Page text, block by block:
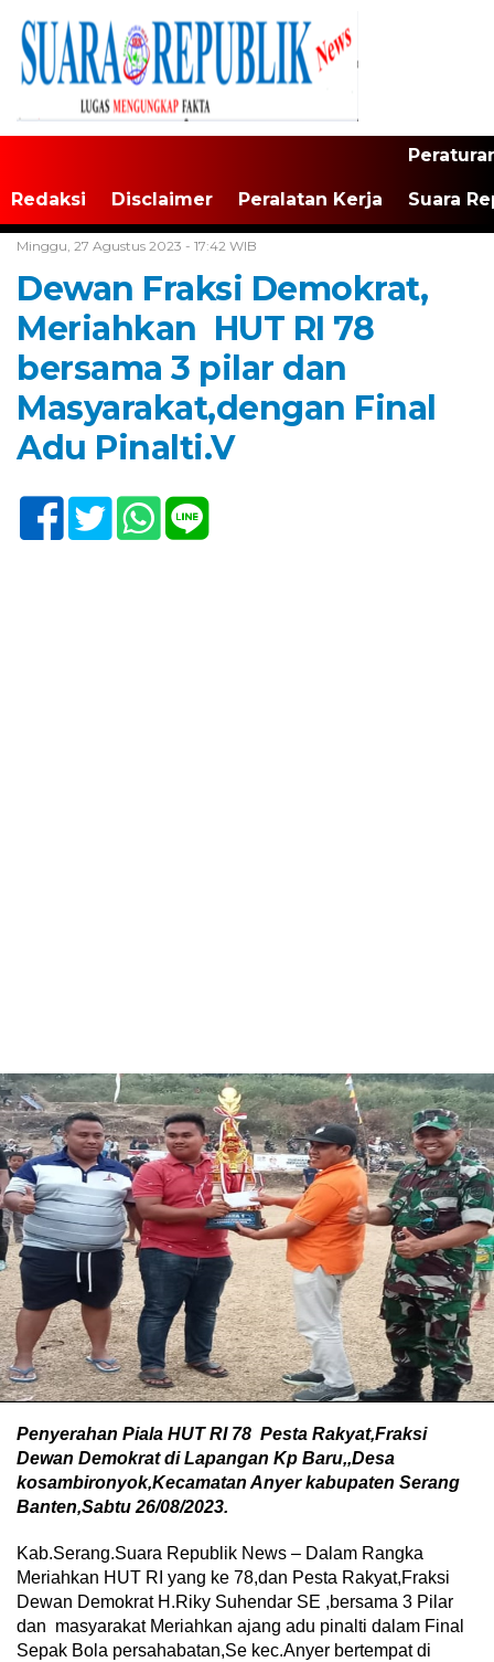
Redaksi Disclaimer Peralatan Kerja Suara
Minggu, 27 Agustus 2023 - 17:42 WIB
Dewan Fraksi Demokrat,
Meriahkan HUT RI 78
bersama 3 pilar dan
Masyarakat,dengan Final
Adu Pinalti.V
Penyerahan Piala HUT RI 78 Pesta Rakyat,Fraksi
Dewan Demokrat di Lapangan Kp Baru,,Desa
kosambironyok,Kecamatan Anyer kabupaten Serang
Banten,Sabtu 26/08/2023.
Kab.Serang.Suara Republik News – Dalam Rangka
Meriahkan HUT RI yang ke 78,dan Pesta Rakyat,Fraksi
Dewan Demokrat H.Riky Suhendar SE ,bersama 3 Pilar
dan masyarakat Meriahkan ajang adu pinalti dalam Final
Sepak Bola persahabatan,Se kec.Anyer bertempat di